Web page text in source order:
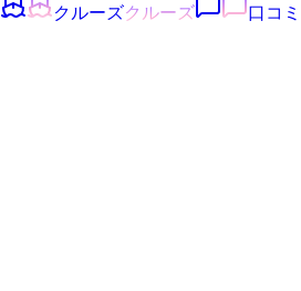
クルーズクルーズ 口コミ